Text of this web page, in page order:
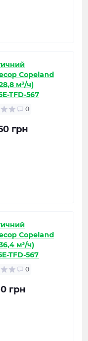
Copeland
м³/ч)
TFD-567
0
грн
Copeland
м³/ч)
TFD-567
0
грн